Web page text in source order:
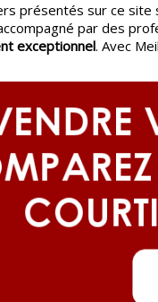
présentés sur ce site
par des
exceptionnel. Avec